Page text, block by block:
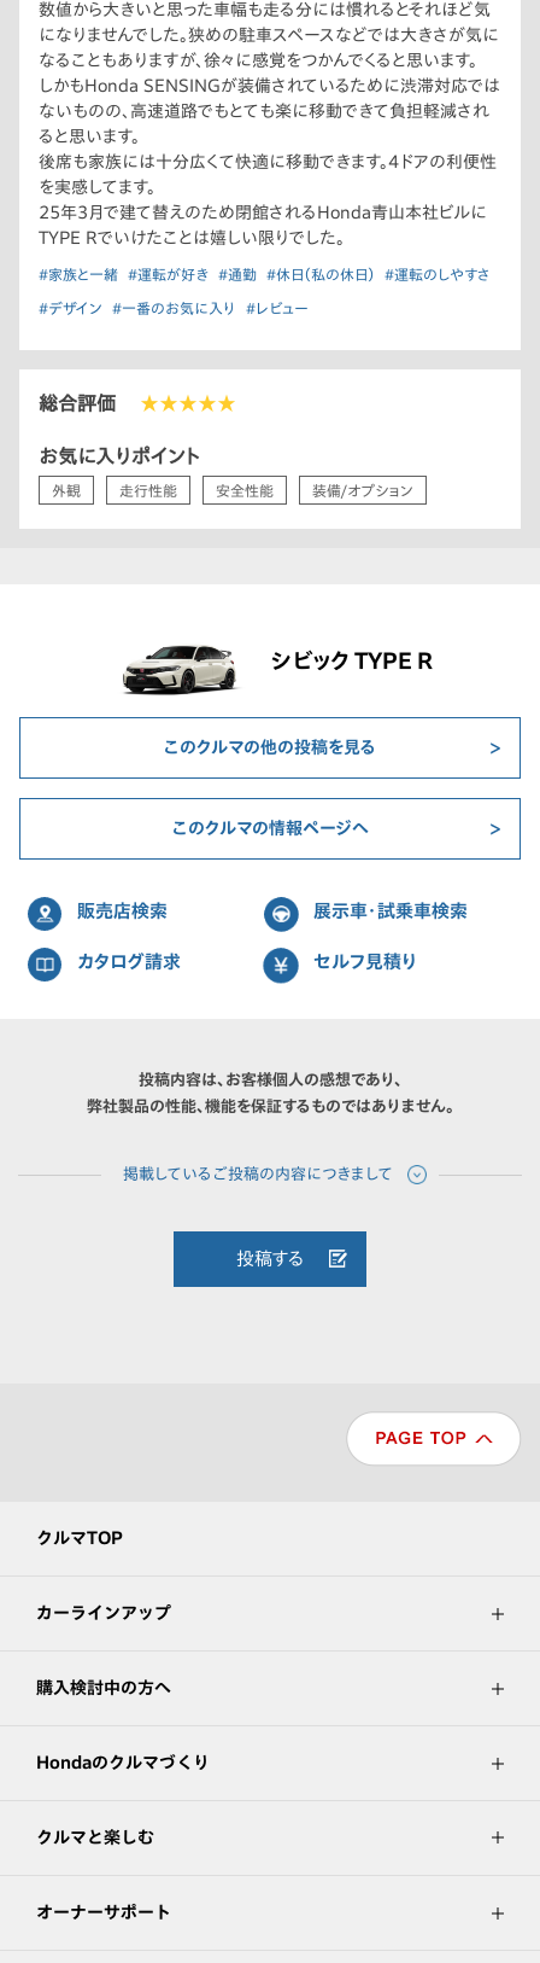
数値から大きいと思った車幅も走る分には慣れるとそれほど気
になりませんでした。狭めの駐車スペースなどでは大きさが気に
なることもありますが、徐々に感覚をつかんでくると思います。
しかもHonda SENSINGが装備されているために渋滞対応では
ないものの、高速道路でもとても楽に移動できて負担軽減され
ると思います。
後席も家族には十分広くて快適に移動できます。4ドアの利便性
を実感してます。
25年3月で建て替えのため閉館されるHonda青山本社ビルに
TYPE Rでいけたことは嬉しい限りでした。
#家族と一緒 #運転が好き #通勤 #休日（私の休日） #運転のしやすさ
#デザイン #一番のお気に入り #レビュー
総合評価 ★★★★★
お気に入りポイント
外観 走行性能 安全性能 装備/オプション
シビック TYPE R
このクルマの他の投稿を見る
このクルマの情報ページへ
販売店検索 展示車・試乗車検索
カタログ請求 セルフ見積り
投稿内容は、お客様個人の感想であり、
弊社製品の性能、機能を保証するものではありません。
投稿する
クルマTOP
カーラインアップ
購入検討中の方へ
Hondaのクルマづくり
クルマと楽しむ
オーナーサポート